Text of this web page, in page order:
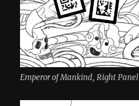
Emperor of Mankind, Right Panel